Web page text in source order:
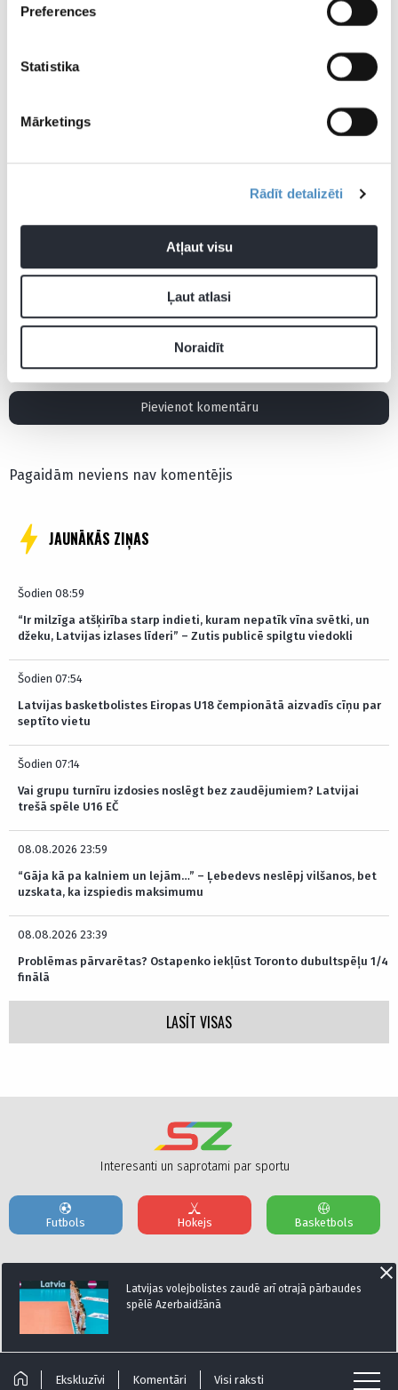
Preferences
Statistika
Mārketings
Rādīt detalizēti
Atļaut visu
Ļaut atlasi
Noraidīt
“Ir milzīga atšķirība
un džeku, Latvijas
izlases līderi” – Zutis
viedokli
Lieliskā
Pļaviņš/
turnīra
Aktualitātes Serēna Viljamsa
Pievienot komentāru
Pagaidām neviens nav komentējis
JAUNĀKĀS ZIŅAS
Šodien 08:59
“Ir milzīga atšķirība starp indieti, kuram nepatīk vīna svētki, un
džeku, Latvijas izlases līderi” – Zutis publicē spilgtu viedokli
Šodien 07:54
Latvijas basketbolistes Eiropas U18 čempionātā aizvadīs cīņu par
septīto vietu
Šodien 07:14
Vai grupu turnīru izdosies noslēgt bez zaudējumiem? Latvijai
trešā spēle U16 EČ
08.08.2026 23:59
“Gāja kā pa kalniem un lejām…” – Ļebedevs neslēpj vilšanos, bet
uzskata, ka izspiedis maksimumu
08.08.2026 23:39
Problēmas pārvarētas? Ostapenko iekļūst Toronto dubultspēļu 1/4
finālā
LASĪT VISAS
Latvijas volejbolistes zaudē arī otrajā pārbaudes
spēlē Azerbaidžānā
Ekskluzīvi Komentāri Visi raksti
Interesanti un saprotami par sportu
Futbols Hokejs Basketbols
Par mums Reklāmas Parametri Kontakti
© Sportazinas.com - Visas tiesības rezervētas.